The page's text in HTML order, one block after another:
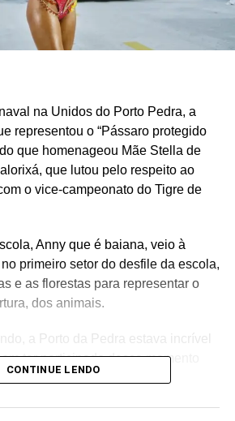
na Unidos do Porto Pedra, a
representou o “Pássaro protegido
que homenageou Mãe Stella de
que lutou pelo respeito ao
o vice-campeonato do Tigre de
Anny que é baiana, veio à
primeiro setor do desfile da escola,
e as florestas para representar o
dos animais.
a Porto da Pedra estava incrível
ter participado desse momento
escola” vibrou a musa.
CONTINUE LENDO